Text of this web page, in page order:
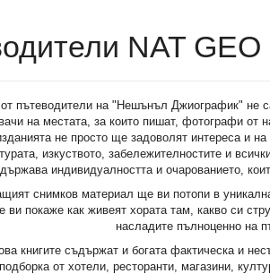
NAT GEO
пътеводители на "Нешънъл Джиографик" не
на местата, за които пишат, фотографи от
не просто ще задоволят интереса и
изкуството, забележителностите и
индивидуалността и очарованието,
снимков материал ще ви потопи в
покаже как живеят хората там, какво си
насладите пълноценно на
книгите съдържат и богата фактическа и
от хотели, ресторанти, магазини,